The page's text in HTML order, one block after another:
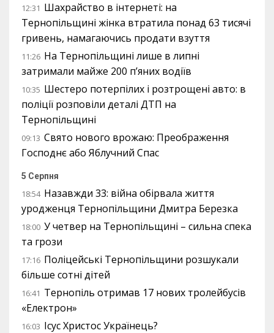
12:31 Шахрайство в інтернеті: на
Тернопільщині жінка втратила понад 63 тисячі
гривень, намагаючись продати взуття
11:26 На Тернопільщині лише в липні
затримали майже 200 п’яних водіїв
10:35 Шестеро потерпілих і розтрощені авто: в
поліції розповіли деталі ДТП на
Тернопільщині
09:13 Свято нового врожаю: Преображення
Господнє або Яблучний Спас
5 Серпня
18:54 Назавжди 33: війна обірвала життя
уродженця Тернопільщини Дмитра Березка
18:00 У четвер на Тернопільщині – сильна спека
та грози
17:16 Поліцейські Тернопільщини розшукали
більше сотні дітей
16:41 Тернопіль отримав 17 нових тролейбусів
«Електрон»
16:03 Ісус Христос Українець?